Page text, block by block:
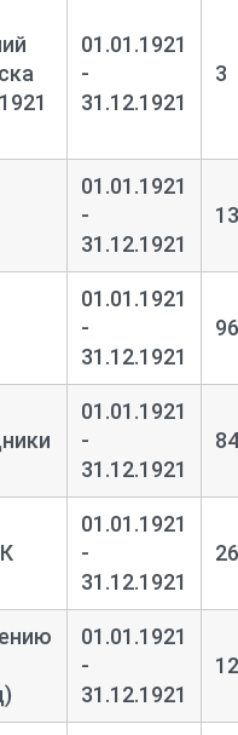
01.01.1921
-
31.12.1921
3
01.01.1921
-
31.12.1921
01.01.1921
-
31.12.1921
96
01.01.1921
-
31.12.1921
84
01.01.1921
-
31.12.1921
26
01.01.1921
-
31.12.1921
12